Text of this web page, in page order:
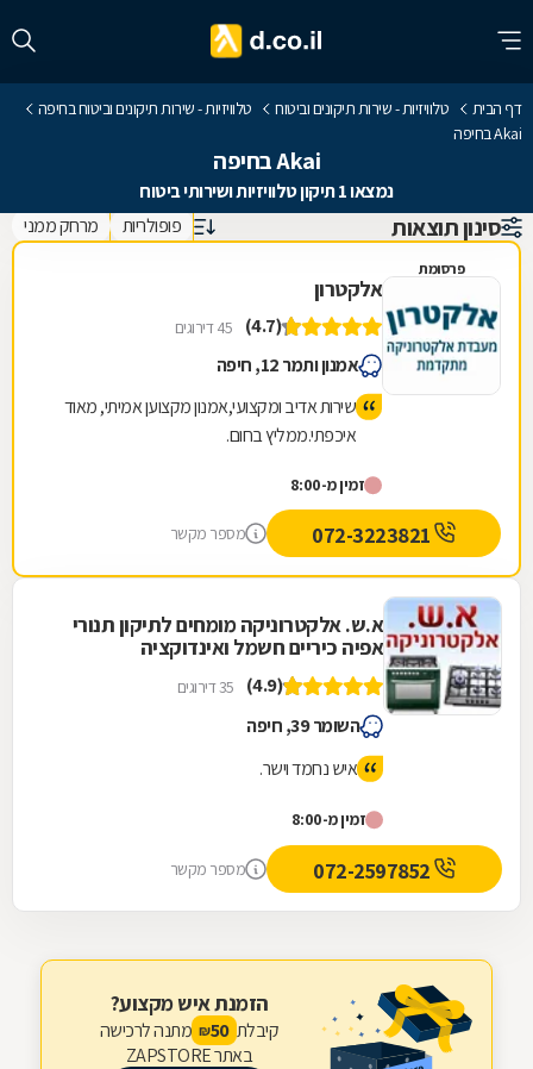
דף הבית טלוויזיות - שירות תיקונים וביטוח
טלוויזיות - שירות תיקונים וביטוח בחיפה
Akai בחיפה
Akai בחיפה
נמצאו 1 תיקון טלוויזיות ושירותי ביטוח
סינון תוצאות פופולריות מרחק ממני
פרסומת
אלקטרון
(4.7) 45 דירוגים
אמנון ותמר 12, חיפה
שירות אדיב ומקצועי,אמנון מקצוען אמיתי, מאוד
איכפתי.ממליץ בחום.
זמין מ-8:00
מספר מקשר
א.ש. אלקטרוניקה מומחים לתיקון תנורי
אפיה כיריים חשמל ואינדוקציה
(4.9) 35 דירוגים
השומר 39, חיפה
איש נחמד וישר.
זמין מ-8:00
מספר מקשר
הזמנת איש מקצוע?
קיבלת 50
₪ מתנה לרכישה
באתר ZAPSTORE